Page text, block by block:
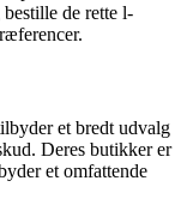
de rette l-
et bredt udvalg
Deres butikker er
et omfattende